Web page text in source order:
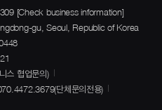
[Check business information]
gu, Seoul, Republic of Korea
스 협업문의)
단체문의전용)